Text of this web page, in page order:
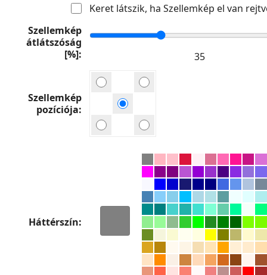
Keret látszik, ha Szellemkép el van
Szellemkép
átlátszóság
[%]
Szellemkép
pozíciója
Háttérszín